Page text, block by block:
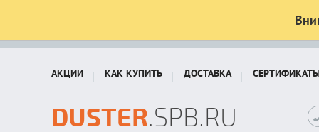
АКЦИИ КАК КУПИТЬ ДОСТАВКА
DUSTER.SPB.RU